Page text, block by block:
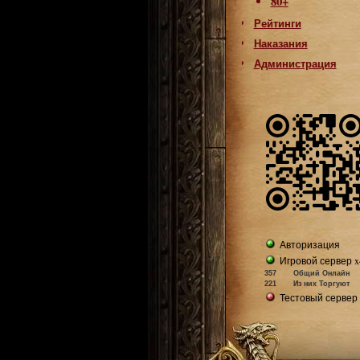
Рейтинги
Наказания
Администрация
Авторизация
Игровой сервер
357
Общий Онлайн
221
Из них Торгуют
Тестовый сервер